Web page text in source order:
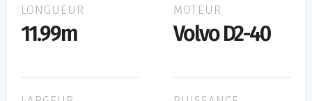
LONGUEUR
11.99m
MOTEUR
Volvo D2-40